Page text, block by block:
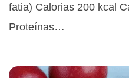
fatia) Calorias 200 kcal
Proteínas…